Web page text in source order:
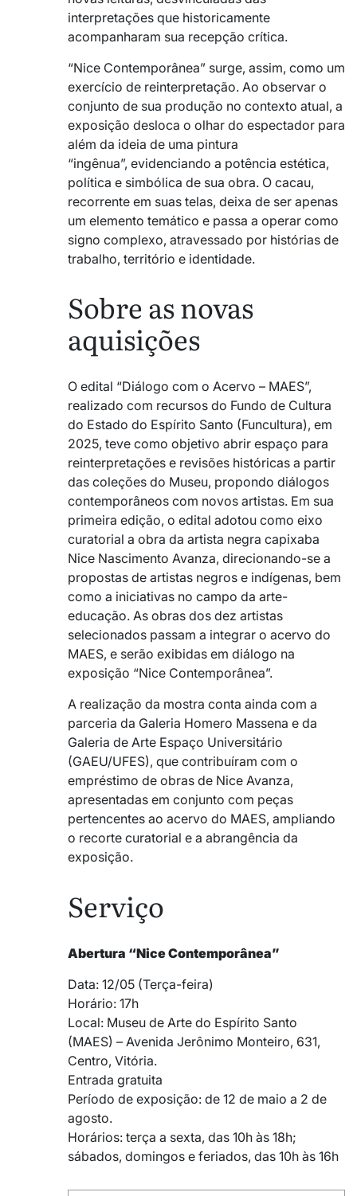
interpretações que historicamente
acompanharam sua recepção crítica.
“Nice Contemporânea” surge, assim, como um
exercício de reinterpretação. Ao observar o
conjunto de sua produção no contexto atual, a
exposição desloca o olhar do espectador para
além da ideia de uma pintura
“ingênua”, evidenciando a potência estética,
política e simbólica de sua obra. O cacau,
recorrente em suas telas, deixa de ser apenas
um elemento temático e passa a operar como
signo complexo, atravessado por histórias de
trabalho, território e identidade.
Sobre as novas
aquisições
O edital “Diálogo com o Acervo – MAES”,
realizado com recursos do Fundo de Cultura
do Estado do Espírito Santo (Funcultura), em
2025, teve como objetivo abrir espaço para
reinterpretações e revisões históricas a partir
das coleções do Museu, propondo diálogos
contemporâneos com novos artistas. Em sua
primeira edição, o edital adotou como eixo
curatorial a obra da artista negra capixaba
Nice Nascimento Avanza, direcionando-se a
propostas de artistas negros e indígenas, bem
como a iniciativas no campo da arte-
educação. As obras dos dez artistas
selecionados passam a integrar o acervo do
MAES, e serão exibidas em diálogo na
exposição “Nice Contemporânea”.
A realização da mostra conta ainda com a
parceria da Galeria Homero Massena e da
Galeria de Arte Espaço Universitário
(GAEU/UFES), que contribuíram com o
empréstimo de obras de Nice Avanza,
apresentadas em conjunto com peças
pertencentes ao acervo do MAES, ampliando
o recorte curatorial e a abrangência da
exposição.
Serviço
Abertura “Nice Contemporânea”
Data: 12/05 (Terça-feira)
Horário: 17h
Local: Museu de Arte do Espírito Santo
(MAES) – Avenida Jerônimo Monteiro, 631,
Centro, Vitória.
Entrada gratuita
Período de exposição: de 12 de maio a 2 de
agosto.
Horários: terça a sexta, das 10h às 18h;
sábados, domingos e feriados, das 10h às 16h